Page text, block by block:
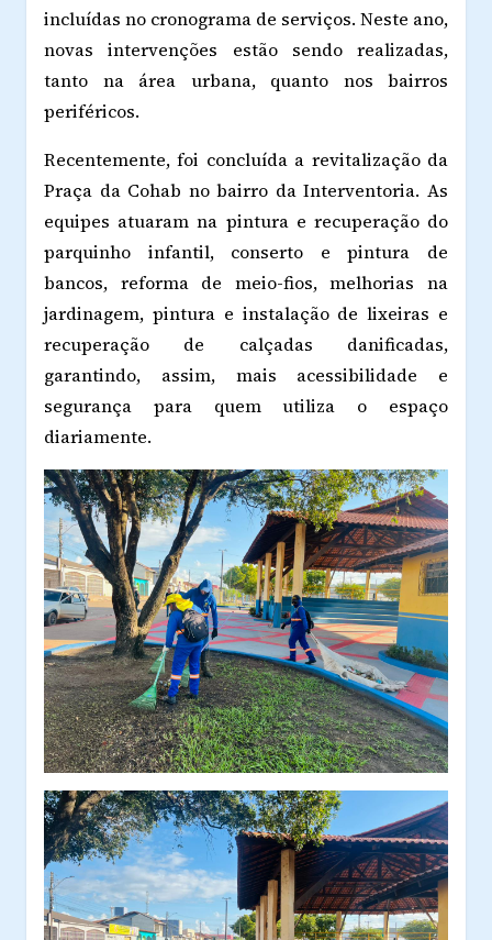
incluídas no cronograma de serviços. Neste ano,
novas intervenções estão sendo realizadas,
tanto na área urbana, quanto nos bairros
periféricos.
Recentemente, foi concluída a revitalização da
Praça da Cohab no bairro da Interventoria. As
equipes atuaram na pintura e recuperação do
parquinho infantil, conserto e pintura de
bancos, reforma de meio-fios, melhorias na
jardinagem, pintura e instalação de lixeiras e
recuperação de calçadas danificadas,
garantindo, assim, mais acessibilidade e
segurança para quem utiliza o espaço
diariamente.